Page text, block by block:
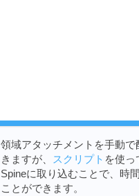
領域アタッチメントを手動
きますが、
スクリプト を使っ
Spineに取り込むことで、時
ことができます。